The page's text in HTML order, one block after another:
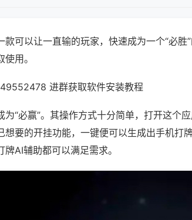
可以让一直输的玩家，快速成为一个“必胜
用。
进群获取软件安装教程
“必赢”。其操作方式十分简单，打开这个
想要的开挂功能，一键便可以生成出手机打
AI辅助都可以满足需求。